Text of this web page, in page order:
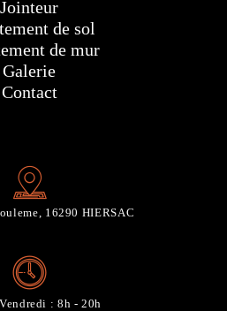
Jointeur
de sol
de mur
Galerie
Contact
16290 HIERSAC
: 8h - 20h